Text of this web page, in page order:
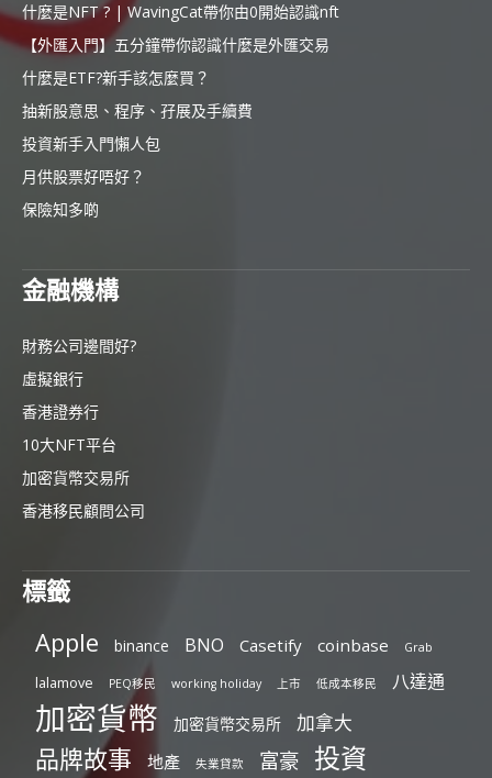
什麼是NFT ? | WavingCat帶你由0開始認識nft
【外匯入門】五分鐘帶你認識什麼是外匯交易
什麼是ETF?新手該怎麼買？
抽新股意思、程序、孖展及手續費
投資新手入門懶人包
月供股票好唔好？
保險知多啲
金融機構
財務公司邊間好?
虛擬銀行
香港證券行
10大NFT平台
加密貨幣交易所
香港移民顧問公司
標籤
Apple binance BNO Casetify coinbase Grab
lalamove PEQ移民 working holiday 上市 低成本移民 八達通
加密貨幣 加密貨幣交易所 加拿大
品牌故事 地產 失業貸款 富豪 投資